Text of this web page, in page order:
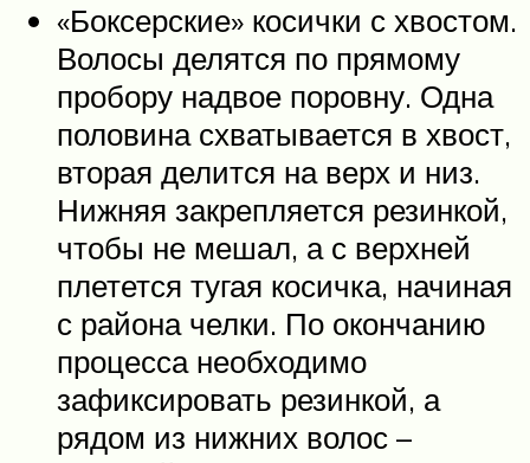
«Боксерские» косички с хвостом.
Волосы делятся по прямому
пробору надвое поровну. Одна
половина схватывается в хвост,
вторая делится на верх и низ.
Нижняя закрепляется резинкой,
чтобы не мешал, а с верхней
плетется тугая косичка, начиная
с района челки. По окончанию
процесса необходимо
зафиксировать резинкой, а
рядом из нижних волос –